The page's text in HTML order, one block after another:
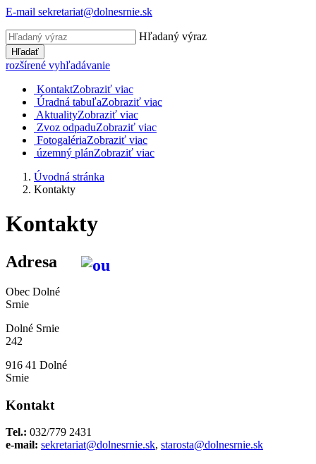
E-mail sekretariat@dolnesrnie.sk
Hľadaný výraz
Hľadať
rozšírené vyhľadávanie
KontaktZobraziť viac
Úradná tabuľaZobraziť viac
AktualityZobraziť viac
Zvoz odpaduZobraziť viac
FotogalériaZobraziť viac
územný plánZobraziť viac
Úvodná stránka
Kontakty
Kontakty
Adresa
Obec Dolné
Srnie
Dolné Srnie
242
916 41 Dolné
Srnie
Kontakt
Tel.: 032/779 2431
e-mail: sekretariat@dolnesrnie.sk, starosta@dolnesrnie.sk